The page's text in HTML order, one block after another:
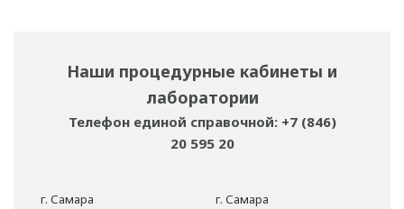
Наши процедурные кабинеты и
лаборатории
Телефон единой справочной: +7 (846)
20 595 20
г. Самара
г. Самара